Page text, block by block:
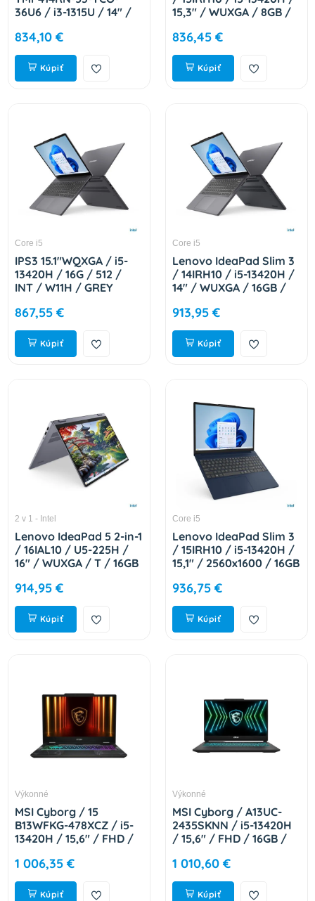
36U6 / i3-1315U / 14" /
512GB SSD / UHD /
W11P EDU / Blue / 2R
NX.B22EC.001
834,10 €
Kúpiť
15,3" / WUXGA / 8GB /
/ Cosmic Blue / 2R
83K101JVCK
836,45 €
Kúpiť
Core i5
IPS3 15.1"WQXGA / i5-
13420H / 16G / 512 /
INT / W11H / GREY
867,55 €
Kúpiť
Core i5
Lenovo IdeaPad Slim 3
/ 14IRH10 / i5-13420H /
14" / WUXGA / 16GB /
/ Gray / 2R
83K00053CK
913,95 €
Kúpiť
2 v 1 - Intel
Lenovo IdeaPad 5 2-in-1
/ 16IAL10 / U5-225H /
16" / WUXGA / T / 16GB
OS / Gray / 2R
83KS003YCK
914,95 €
Kúpiť
Core i5
Lenovo IdeaPad Slim 3
/ 15IRH10 / i5-13420H /
15,1" / 2560x1600 / 16GB
W11H / Blue / 2R
83K100DNCK
936,75 €
Kúpiť
Výkonné
MSI Cyborg / 15
B13WFKG-478XCZ / i5-
13420H / 15,6" / FHD /
/ bez OS / Black / 2R
Cyborg 15 B13WFKG-
478XCZ
1 006,35 €
Kúpiť
Výkonné
MSI Cyborg / A13UC-
2435SKNN / i5-13420H
/ 15,6" / FHD / 16GB /
/ Black / 2R 9S7-15K112-
2435
1 010,60 €
Kúpiť